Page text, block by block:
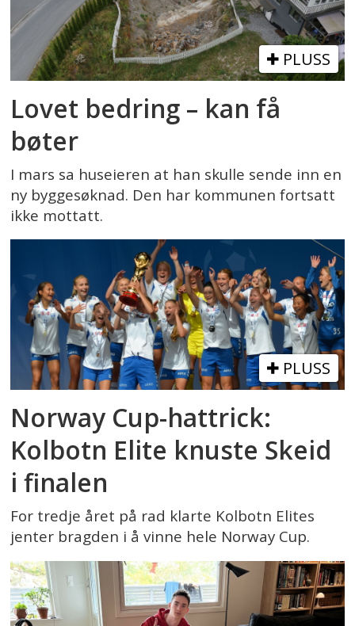
PLUSS
Lovet bedring – kan få
bøter
I mars sa huseieren at han skulle sende inn en
ny byggesøknad. Den har kommunen fortsatt
ikke mottatt.
PLUSS
Norway Cup-hattrick:
Kolbotn Elite knuste Skeid
i finalen
For tredje året på rad klarte Kolbotn Elites
jenter bragden i å vinne hele Norway Cup.